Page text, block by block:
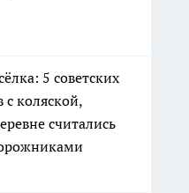
5 советских
коляской,
считались